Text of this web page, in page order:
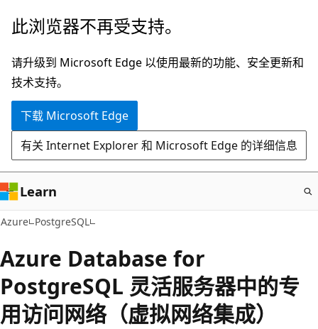
跳
主
要
内
此浏览器不再受支持。
请升级到 Microsoft Edge 以使用最新的功能、安全更新和
技术支持。
下载 Microsoft Edge
有关 Internet Explorer 和 Microsoft Edge 的详细信息
Learn
Azure PostgreSQL
Azure Database for
PostgreSQL 灵活服务器中的专
用访问网络（虚拟网络集成）